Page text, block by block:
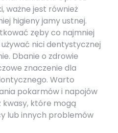
ważne jest również
higieny jamy ustnej.
zęby co najmniej
nici dentystycznej
Dbanie o zdrowie
znaczenie dla
Warto
pokarmów i napojów
które mogą
lub innych problemów